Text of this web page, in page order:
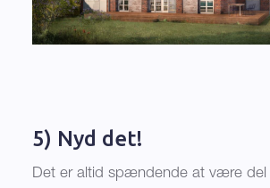
5) Nyd det!
Det er altid spændende at være del